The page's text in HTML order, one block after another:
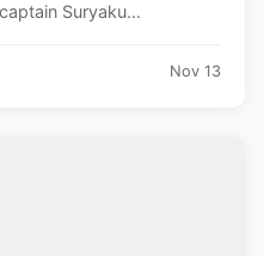
Suryaku...
Nov 13